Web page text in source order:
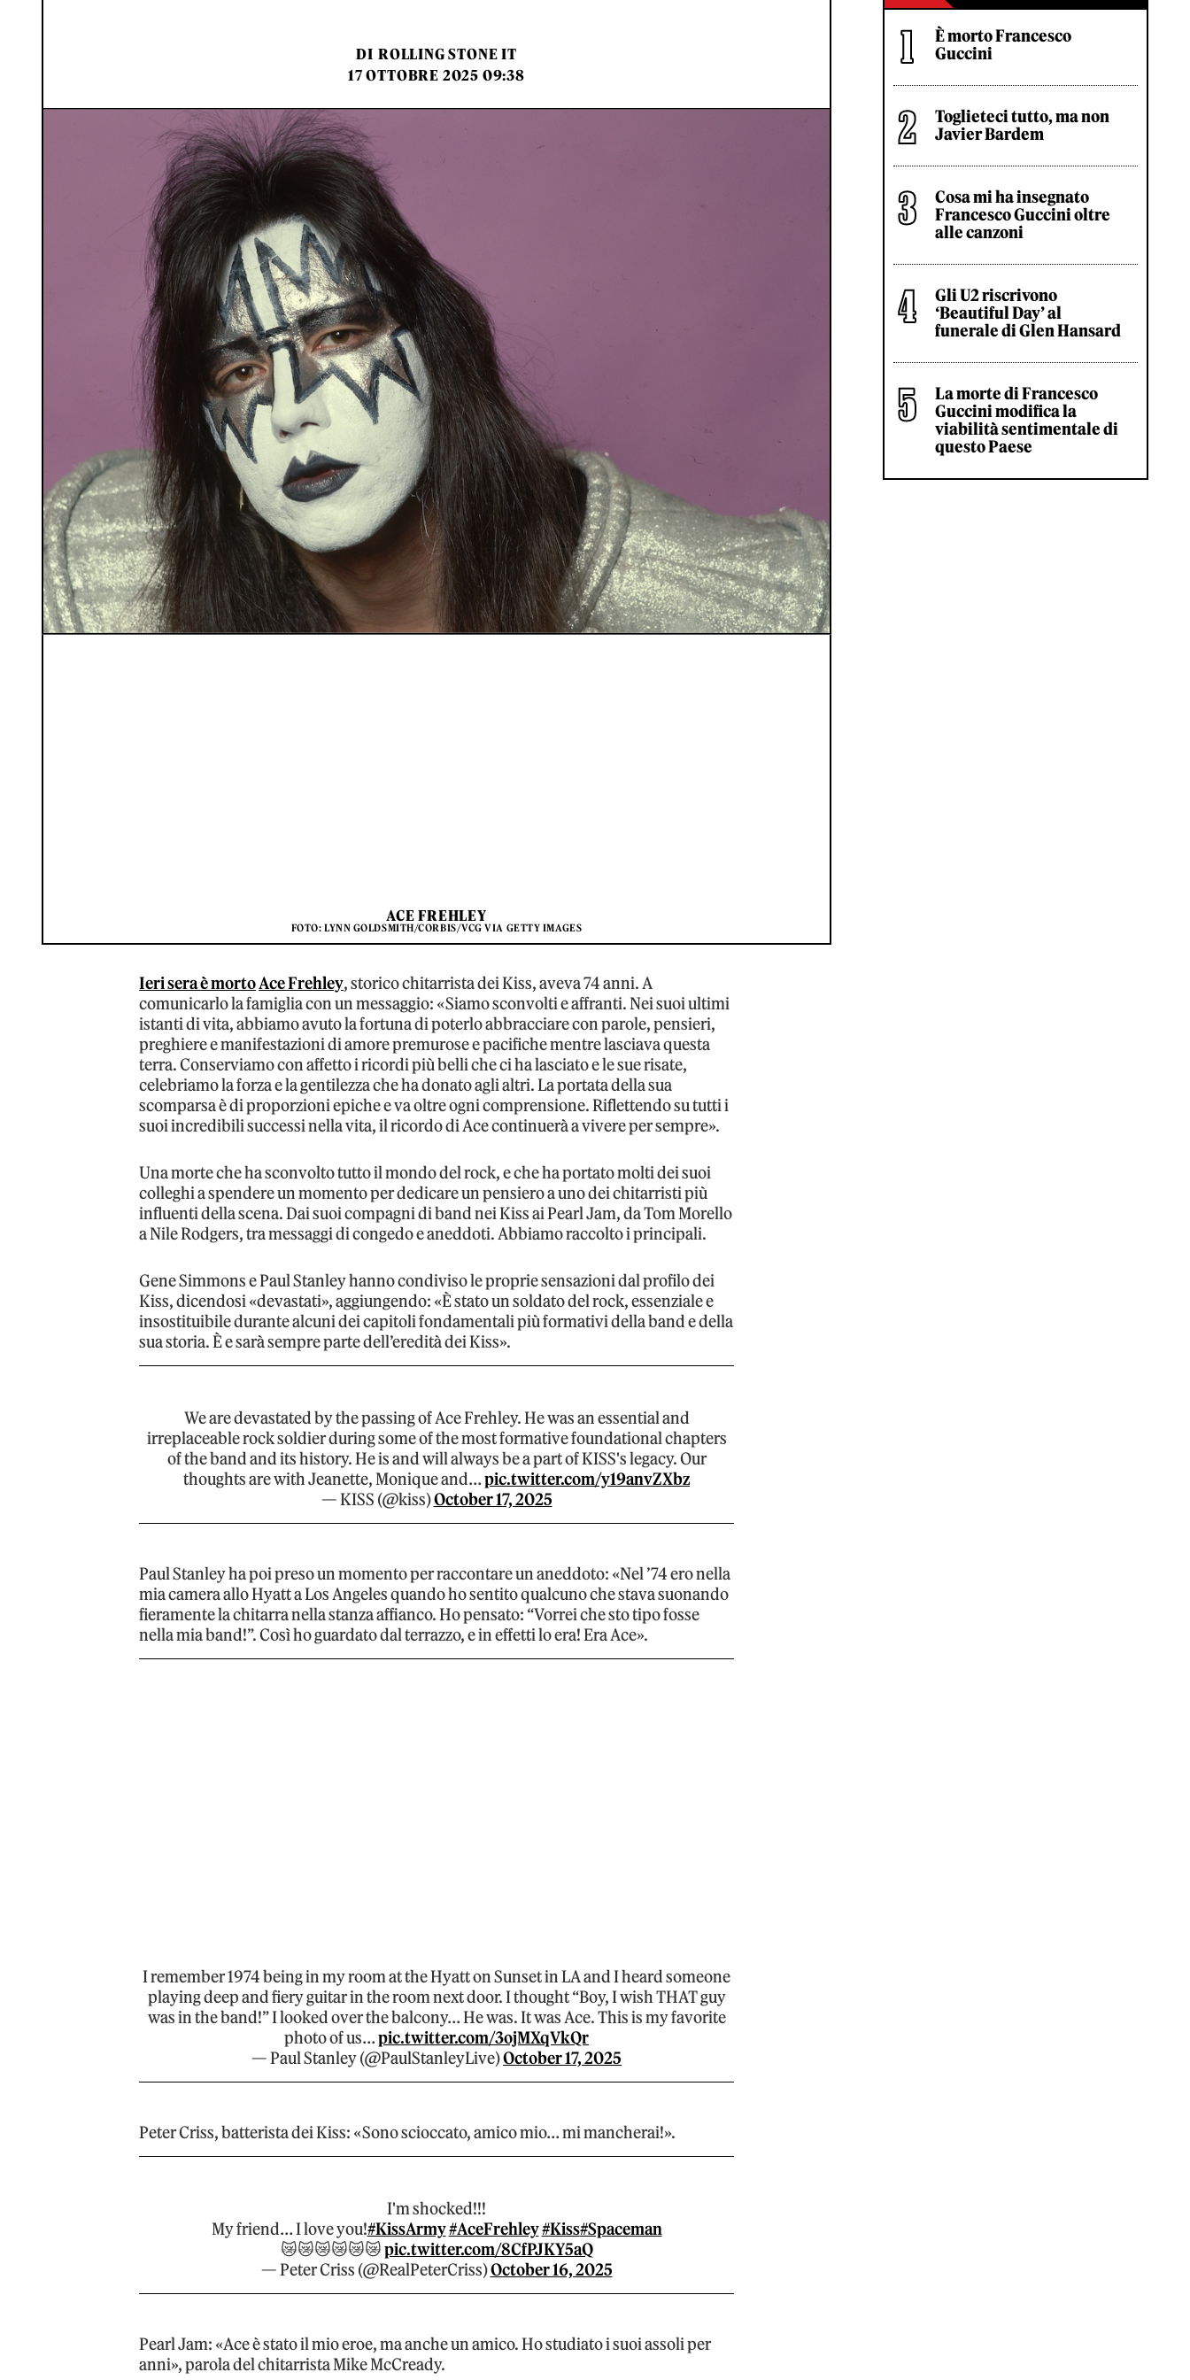
DI ROLLING STONE IT
17 OTTOBRE 2025 09:38
ACE FREHLEY
FOTO: LYNN GOLDSMITH/CORBIS/VCG VIA GETTY IMAGES
Ieri sera è mortoAce Frehley, storico chitarrista dei Kiss, aveva 74 anni. A
comunicarlo la famiglia con un messaggio: «Siamo sconvolti e affranti. Nei suoi ultimi
istanti di vita, abbiamo avuto la fortuna di poterlo abbracciare con parole, pensieri,
preghiere e manifestazioni di amore premurose e pacifiche mentre lasciava questa
terra. Conserviamo con affetto i ricordi più belli che ci ha lasciato e le sue risate,
celebriamo la forza e la gentilezza che ha donato agli altri. La portata della sua
scomparsa è di proporzioni epiche e va oltre ogni comprensione. Riflettendo su tutti i
suoi incredibili successi nella vita, il ricordo di Ace continuerà a vivere per sempre».
Una morte che ha sconvolto tutto il mondo del rock, e che ha portato molti dei suoi
colleghi a spendere un momento per dedicare un pensiero a uno dei chitarristi più
influenti della scena. Dai suoi compagni di band nei Kiss ai Pearl Jam, da Tom Morello
a Nile Rodgers, tra messaggi di congedo e aneddoti. Abbiamo raccolto i principali.
Gene Simmons e Paul Stanley hanno condiviso le proprie sensazioni dal profilo dei
Kiss, dicendosi «devastati», aggiungendo: «È stato un soldato del rock, essenziale e
insostituibile durante alcuni dei capitoli fondamentali più formativi della band e della
sua storia. È e sarà sempre parte dell’eredità dei Kiss».
We are devastated by the passing of Ace Frehley. He was an essential and
irreplaceable rock soldier during some of the most formative foundational chapters
of the band and its history. He is and will always be a part of KISS's legacy. Our
thoughts are with Jeanette, Monique and…pic.twitter.com/y19anvZXbz
— KISS (@kiss)October 17, 2025
Paul Stanley ha poi preso un momento per raccontare un aneddoto: «Nel ’74 ero nella
mia camera allo Hyatt a Los Angeles quando ho sentito qualcuno che stava suonando
fieramente la chitarra nella stanza affianco. Ho pensato: “Vorrei che sto tipo fosse
nella mia band!”. Così ho guardato dal terrazzo, e in effetti lo era! Era Ace».
I remember 1974 being in my room at the Hyatt on Sunset in LA and I heard someone
playing deep and fiery guitar in the room next door. I thought “Boy, I wish THAT guy
was in the band!” I looked over the balcony… He was. It was Ace. This is my favorite
photo of us…pic.twitter.com/3ojMXqVkQr
— Paul Stanley (@PaulStanleyLive)October 17, 2025
Peter Criss, batterista dei Kiss: «Sono scioccato, amico mio… mi mancherai!».
I'm shocked!!!
My friend… I love you!#KissArmy#AceFrehley#Kiss#Spaceman
😿😿😿😿😿😿pic.twitter.com/8CfPJKY5aQ
— Peter Criss (@RealPeterCriss)October 16, 2025
Pearl Jam: «Ace è stato il mio eroe, ma anche un amico. Ho studiato i suoi assoli per
anni», parola del chitarrista Mike McCready.
È morto Francesco
Guccini
Toglieteci tutto, ma non
Javier Bardem
Cosa mi ha insegnato
Francesco Guccini oltre
alle canzoni
Gli U2 riscrivono
‘Beautiful Day’ al
funerale di Glen Hansard
La morte di Francesco
Guccini modifica la
viabilità sentimentale di
questo Paese